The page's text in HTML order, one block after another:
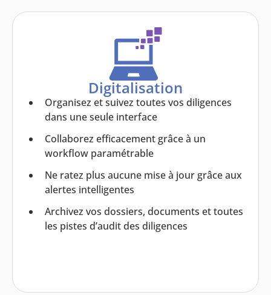
Digitalisation
Organisez et suivez toutes vos diligences
dans une seule interface
Collaborez efficacement grâce à un
workflow paramétrable
Ne ratez plus aucune mise à jour grâce aux
alertes intelligentes
Archivez vos dossiers, documents et toutes
les pistes d’audit des diligences